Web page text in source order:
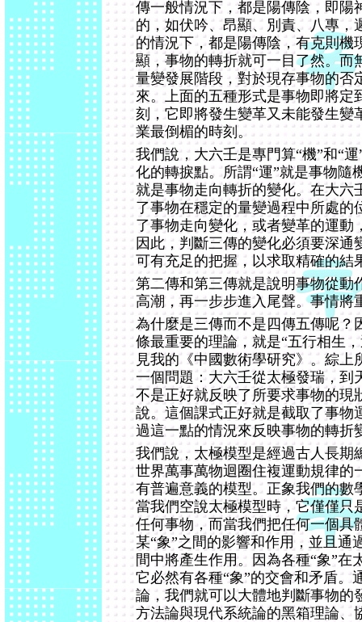
傳一般情況下，都是陽傳陰，即陽
的，如伏吟、昂顯、別責、八專，
的情況下，都是陽傳陰，有克則機
顯，事物的轉折就可一目了然。而
量變發展階段，對於現存事物的否
來。上面的五種形式是事物即將定
刻，它即將發生變革又未能發生變
業最倒楣的時刻。
我們說，大六壬是專門算“機”和“
化的轉捩點。所謂“運”就是事物隨
就是事物走向轉折的變化。在大六
了事物在穩定的量變過程中所處的
了事物走向變化，或者變革的運動
因此，判斷三傳的變化必須要深通
可有充足的把握，以求取精確的結
第二傳和第三傳就是說明事物從動
高潮，再一步步進入尾聲。事情將
為什麼是三傳而不是四傳五傳呢？
條最重要的理論，就是“五行相生
見我的《中國數術學研究》。綜上
一個問題：大六壬從太極發瑞，到
不是正好就反映了所要求事物的現
說。這個課式正好就是截取了事物
過這一點的情況來反映事物的轉折
我們說，太極模型是經過古人長期
世界萬事萬物迴圈住複運動規律的
有普遍意義的模型。正象我們的數
當我們空說太極模型時，它僅僅只
任何事物，而當我們把任何一個具
某“象”之間的影響和作用，並且通
間中將產生作用。因為各種“象”在
它必然有各種“象”的交會和矛盾。
論，我們就可以大體地判斷事物的
方法論與現代系統論的黑箱理論、